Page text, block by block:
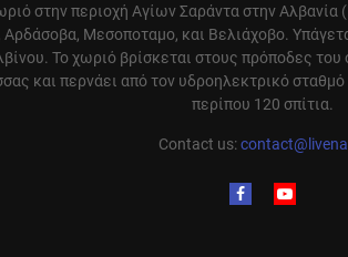
στην περιοχή Αγίων Σαράντα στην
Μεσοποταμο, και Βελιάχοβο.
Το χωριό βρίσκεται στους πρόποδες
και περνάει από τον υδροηλεκτρικό
περίπου 120 σπίτια.
Contact us: